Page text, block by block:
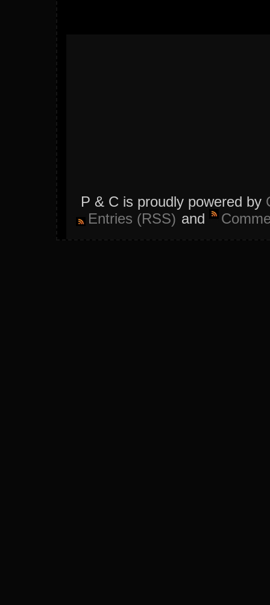
P & C is proudly powered by
Entries (RSS) and